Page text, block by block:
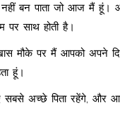
नहीं बन पाता जो आज मैं
पर साथ होती है।
मौके पर मैं आपको अपने
हूं।
सबसे अच्छे पिता रहेंगे, और